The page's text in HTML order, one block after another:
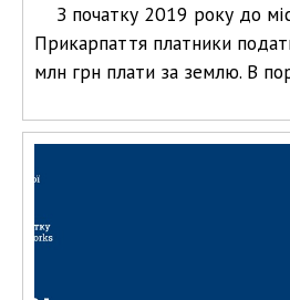
З початку 2019 року до
Прикарпаття платники
млн грн плати за землю. В